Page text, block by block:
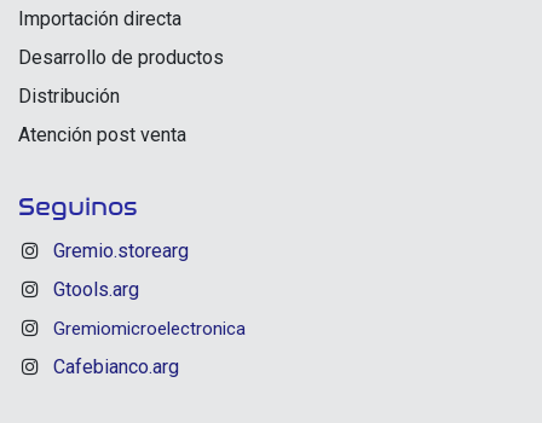
Importación directa
Desarrollo de productos
Distribución
Atención post venta
Seguinos
Gremio.storearg
Gtools.arg
Gremiomicroelectronica
Cafebianco.arg